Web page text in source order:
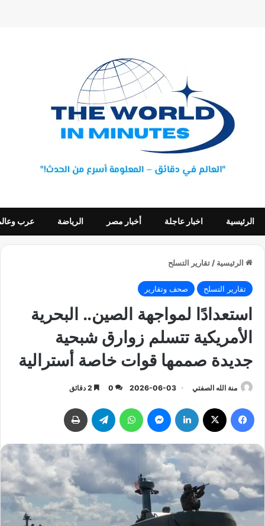
الرئيسية اخبار عاجلة أخبار مصر الرياضة عرب
الرئيسية / تقارير التسلح
تقارير التسلح صحف وتقارير
استعدادًا لمواجهة الصين.. البحرية
الأمريكية تتسلم زوارق شبحية
جديدة صممها قوات خاصة أسترالية
منة الله الصفتي 2026-06-03
0